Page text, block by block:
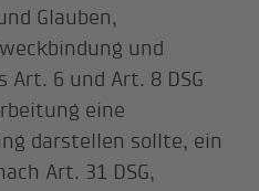
Glauben,
und
Art. 6 und Art. 8 DSG
eine
darstellen sollte, ein
Art. 31 DSG,